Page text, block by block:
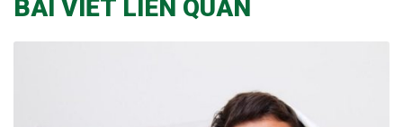
BÀI VIẾT LIÊN QUAN